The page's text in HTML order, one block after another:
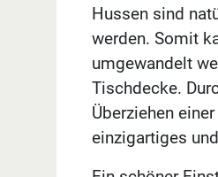
Hussen sind
werden. Somit
umgewandelt
Tischdecke.
Überziehen
einzigartiges